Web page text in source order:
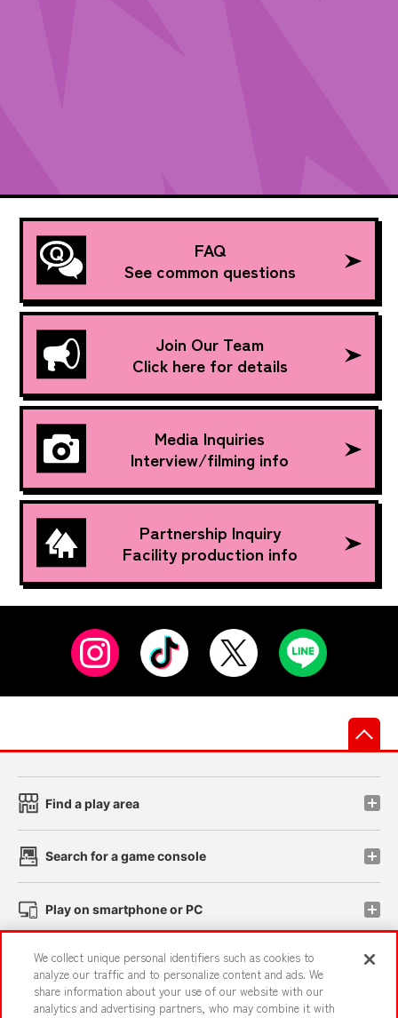
FAQ
See common questions
Join Our Team
Click here for details
Media Inquiries
Interview/filming info
Partnership Inquiry
Facility production info
Find a play area
Search for a game console
Play on smartphone or PC
Events and Campaigns
We collect unique personal identifiers such as cookies to
analyze our traffic and to personalize content and ads. We
share information about your use of our website with our
analytics and advertising partners, who may combine it with